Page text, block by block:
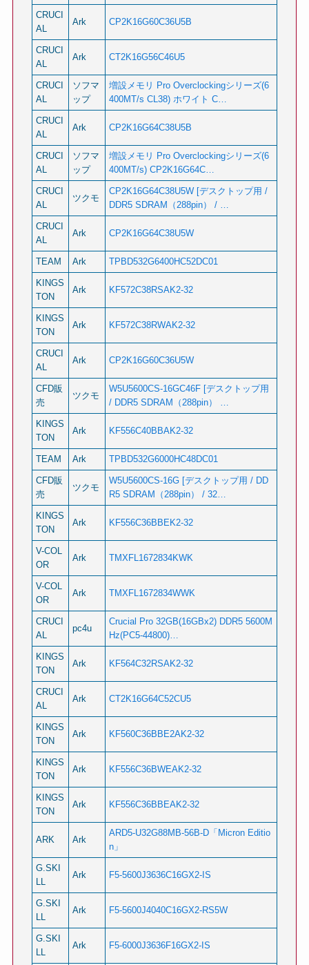
CRUCI
AL
Ark CP2K16G60C36U5B
CRUCI
AL
Ark CT2K16G56C46U5
CRUCI
AL
ソフマ
ップ
増設メモリ Pro Overclockingシリーズ(6
400MT/s CL38) ホワイト C…
CRUCI
AL
Ark CP2K16G64C38U5B
CRUCI
AL
ソフマ
ップ
増設メモリ Pro Overclockingシリーズ(6
400MT/s) CP2K16G64C…
CRUCI
AL
ツクモ
CP2K16G64C38U5W [デスクトップ用 /
DDR5 SDRAM（288pin） / …
CRUCI
AL
Ark CP2K16G64C38U5W
TEAM Ark TPBD532G6400HC52DC01
KINGS
TON
Ark KF572C38RSAK2-32
KINGS
TON
Ark KF572C38RWAK2-32
CRUCI
AL
Ark CP2K16G60C36U5W
CFD販
売
ツクモ
W5U5600CS-16GC46F [デスクトップ用
/ DDR5 SDRAM（288pin） …
KINGS
TON
Ark KF556C40BBAK2-32
TEAM Ark TPBD532G6000HC48DC01
CFD販
売
ツクモ
W5U5600CS-16G [デスクトップ用 / DD
R5 SDRAM（288pin） / 32…
KINGS
TON
Ark KF556C36BBEK2-32
V-COL
OR
Ark TMXFL1672834KWK
V-COL
OR
Ark TMXFL1672834WWK
CRUCI
AL
pc4u
Crucial Pro 32GB(16GBx2) DDR5 5600M
Hz(PC5-44800)…
KINGS
TON
Ark KF564C32RSAK2-32
CRUCI
AL
Ark CT2K16G64C52CU5
KINGS
TON
Ark KF560C36BBE2AK2-32
KINGS
TON
Ark KF556C36BWEAK2-32
KINGS
TON
Ark KF556C36BBEAK2-32
ARK Ark
ARD5-U32G88MB-56B-D「Micron Editio
n」
G.SKI
LL
Ark F5-5600J3636C16GX2-IS
G.SKI
LL
Ark F5-5600J4040C16GX2-RS5W
G.SKI
LL
Ark F5-6000J3636F16GX2-IS